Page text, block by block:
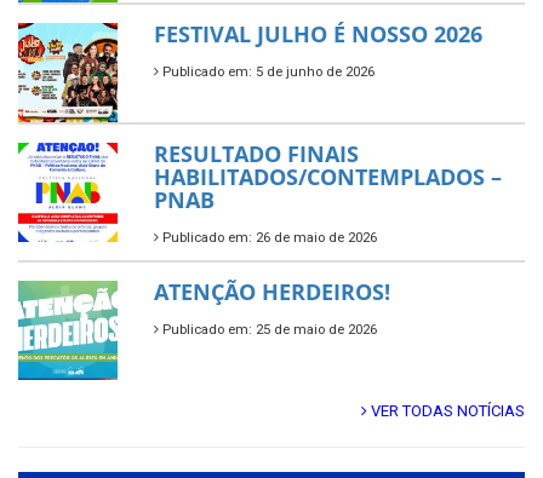
FESTIVAL JULHO É NOSSO 2026
Publicado em: 5 de junho de 2026
RESULTADO FINAIS
HABILITADOS/CONTEMPLADOS –
PNAB
Publicado em: 26 de maio de 2026
ATENÇÃO HERDEIROS!
Publicado em: 25 de maio de 2026
VER TODAS NOTÍCIAS